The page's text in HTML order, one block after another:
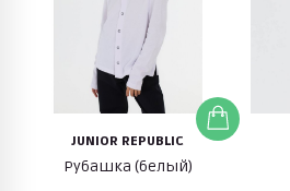
JUNIOR REPUBLIC
Рубашка (белый)